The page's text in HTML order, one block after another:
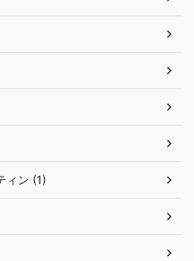
ィン (1)